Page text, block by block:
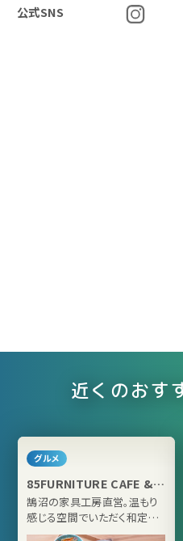
公式SNS
近くのおす
グルメ
85FURNITURE CAFE &
GALLERY
鵠沼の家具工房直営。温もり
感じる空間でいただく和定食
が評判のカフェ